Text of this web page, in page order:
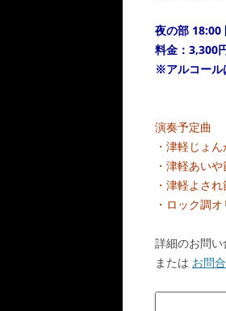
夜の部 18:00
料金：3,300
※アルコール
演奏予定曲
・津軽じょ
・津軽あいや
・津軽よされ
・ロック調
詳細のお問
または お問